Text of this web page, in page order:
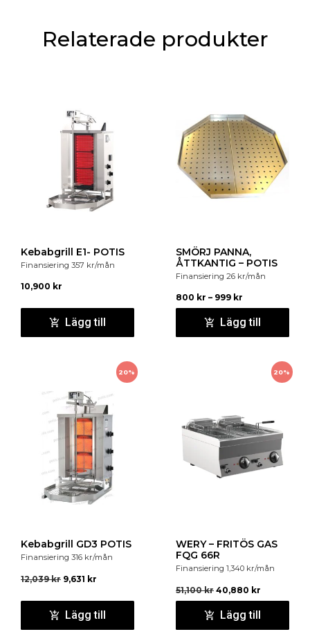
Relaterade produkter
Kebabgrill E1- POTIS
Finansiering 357 kr/mån
10,900 kr
Lägg till
SMÖRJ PANNA,
ÅTTKANTIG – POTIS
Finansiering 26 kr/mån
800 kr – 999 kr
Lägg till
20%
Kebabgrill GD3 POTIS
Finansiering 316 kr/mån
12,039kr 9,631 kr
Lägg till
20%
WERY – FRITÖS GAS
FQG 66R
Finansiering 1,340 kr/mån
51,100kr 40,880 kr
Lägg till